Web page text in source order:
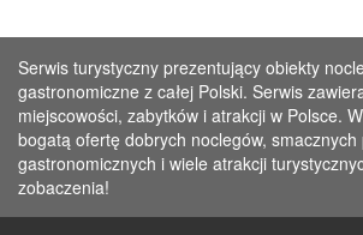
Serwis turystyczny prezentujący obiekty
gastronomiczne z całej Polski. Serwis
miejscowości, zabytków i atrakcji w Polsce.
bogatą ofertę dobrych noclegów, smacznych
gastronomicznych i wiele atrakcji
zobaczenia!